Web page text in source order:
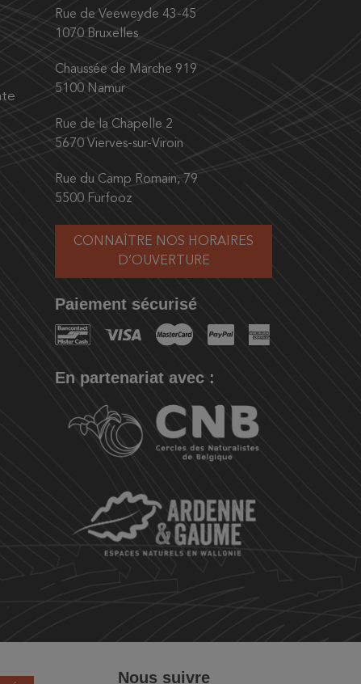
Rue de Veeweyde 43-45
1070 Bruxelles
Chaussée de Marche 919
5100 Namur
Rue de la Chapelle 2
5670 Vierves-sur-Viroin
Rue du Camp Romain, 79
5500 Furfooz
CONNAÎTRE NOS HORAIRES
D’OUVERTURE
Paiement sécurisé
En partenariat avec :
Nous suivre